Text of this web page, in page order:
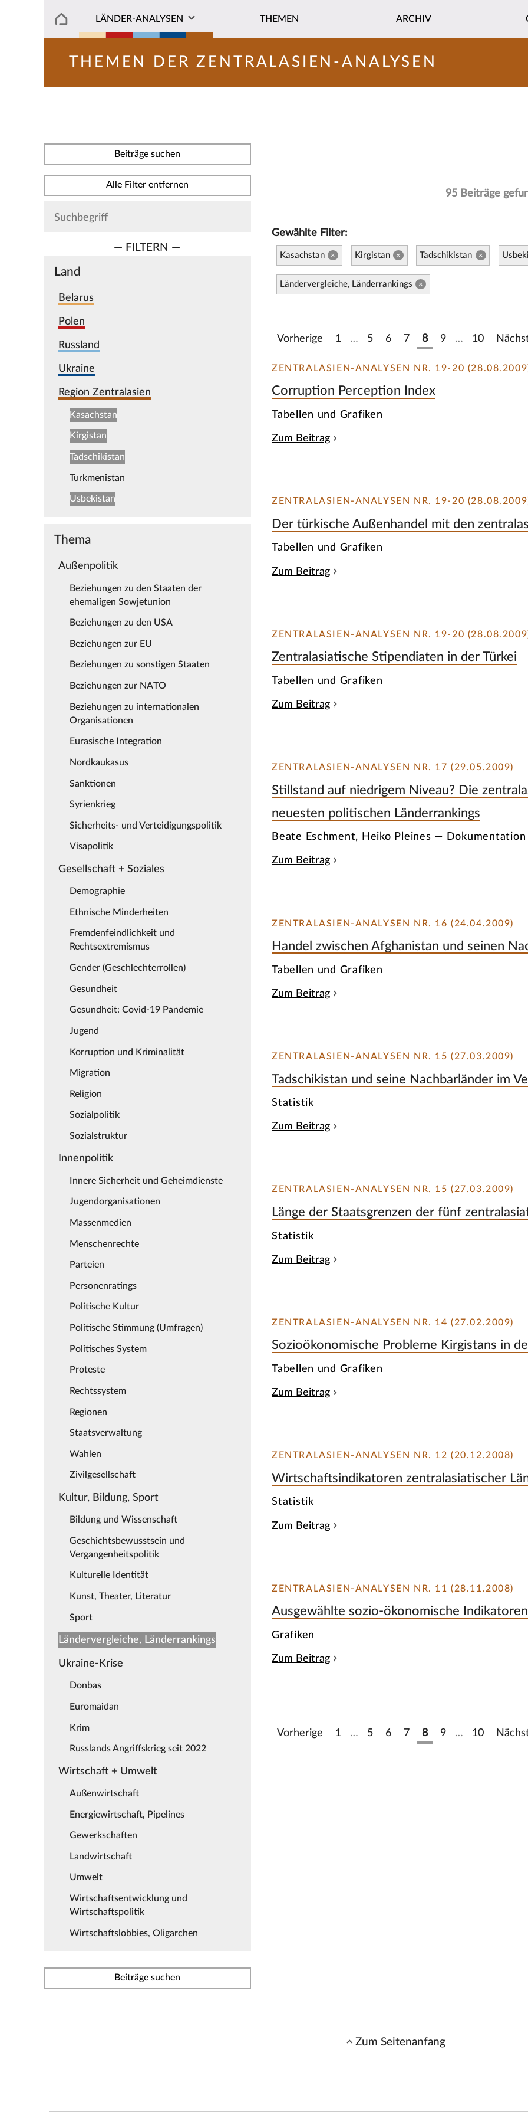
LÄNDER-ANALYSEN THEMEN ARCHIV
THEMEN DER ZENTRALASIEN-ANALYSEN
Beiträge suchen
Alle Filter entfernen
— FILTERN —
Land
Belarus
Polen
Russland
Ukraine
Region Zentralasien
Kasachstan
Kirgistan
Tadschikistan
Turkmenistan
Usbekistan
Thema
Außenpolitik
Beziehungen zu den Staaten der
ehemaligen Sowjetunion
Beziehungen zu den USA
Beziehungen zur EU
Beziehungen zu sonstigen Staaten
Beziehungen zur NATO
Beziehungen zu internationalen
Organisationen
Eurasische Integration
Nordkaukasus
Sanktionen
Syrienkrieg
Sicherheits- und Verteidigungspolitik
Visapolitik
Gesellschaft + Soziales
Demographie
Ethnische Minderheiten
Fremdenfeindlichkeit und
Rechtsextremismus
Gender (Geschlechterrollen)
Gesundheit
Gesundheit: Covid-19 Pandemie
Jugend
Korruption und Kriminalität
Migration
Religion
Sozialpolitik
Sozialstruktur
Innenpolitik
Innere Sicherheit und Geheimdienste
Jugendorganisationen
Massenmedien
Menschenrechte
Parteien
Personenratings
Politische Kultur
Politische Stimmung (Umfragen)
Politisches System
Proteste
Rechtssystem
Regionen
Staatsverwaltung
Wahlen
Zivilgesellschaft
Kultur, Bildung, Sport
Bildung und Wissenschaft
Geschichtsbewusstsein und
Vergangenheitspolitik
Kulturelle Identität
Kunst, Theater, Literatur
Sport
Ländervergleiche, Länderrankings
Ukraine-Krise
Donbas
Euromaidan
Krim
Russlands Angriffskrieg seit 2022
Wirtschaft + Umwelt
Außenwirtschaft
Energiewirtschaft, Pipelines
Gewerkschaften
Landwirtschaft
Umwelt
Wirtschaftsentwicklung und
Wirtschaftspolitik
Wirtschaftslobbies, Oligarchen
Beiträge suchen
95 Beiträge
Gewählte Filter:
Kasachstan × Kirgistan × Tadschikistan ×
Ländervergleiche, Länderrankings ×
Vorherige 1 … 5 6 7 8 9 … 10
ZENTRALASIEN-ANALYSEN NR. 19-20
Corruption Perception Index
Tabellen und Grafiken
Zum Beitrag
ZENTRALASIEN-ANALYSEN NR. 19-20
Der türkische Außenhandel mit den
Tabellen und Grafiken
Zum Beitrag
ZENTRALASIEN-ANALYSEN NR. 19-20
Zentralasiatische Stipendiaten in der Türkei
Tabellen und Grafiken
Zum Beitrag
ZENTRALASIEN-ANALYSEN NR. 17 (29.05.2009)
Stillstand auf niedrigem Niveau? Die
neuesten politischen Länderrankings
Beate Eschment, Heiko Pleines — Dokumentation
Zum Beitrag
ZENTRALASIEN-ANALYSEN NR. 16 (24.04.2009)
Handel zwischen Afghanistan und seinen
Tabellen und Grafiken
Zum Beitrag
ZENTRALASIEN-ANALYSEN NR. 15 (27.03.2009)
Tadschikistan und seine Nachbarländer im
Statistik
Zum Beitrag
ZENTRALASIEN-ANALYSEN NR. 15 (27.03.2009)
Länge der Staatsgrenzen der fünf
Statistik
Zum Beitrag
ZENTRALASIEN-ANALYSEN NR. 14 (27.02.2009)
Sozioökonomische Probleme Kirgistans in
Tabellen und Grafiken
Zum Beitrag
ZENTRALASIEN-ANALYSEN NR. 12 (20.12.2008)
Wirtschaftsindikatoren zentralasiatischer
Statistik
Zum Beitrag
ZENTRALASIEN-ANALYSEN NR. 11 (28.11.2008)
Ausgewählte sozio-ökonomische
Grafiken
Zum Beitrag
Vorherige 1 … 5 6 7 8 9 … 10
Zum Seitenanfang